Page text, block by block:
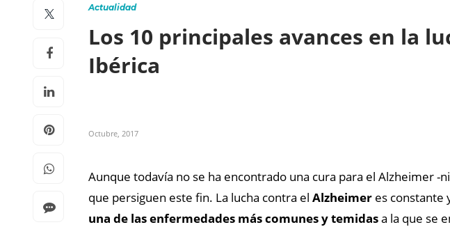
Actualidad
Los 10 principales avances en la
Ibérica
Octubre, 2017
Aunque todavía no se ha encontrado una cura para el Alzheimer
que persiguen este fin. La lucha contra el Alzheimer es constante
una de las enfermedades más comunes y temidasa la que se